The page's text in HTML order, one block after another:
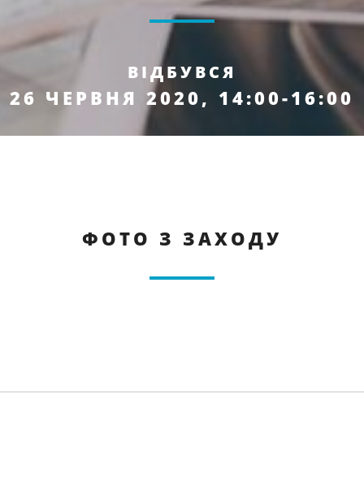
ВІДБУВСЯ
26 ЧЕРВНЯ 2020, 14:00-16:00
ФОТО З ЗАХОДУ